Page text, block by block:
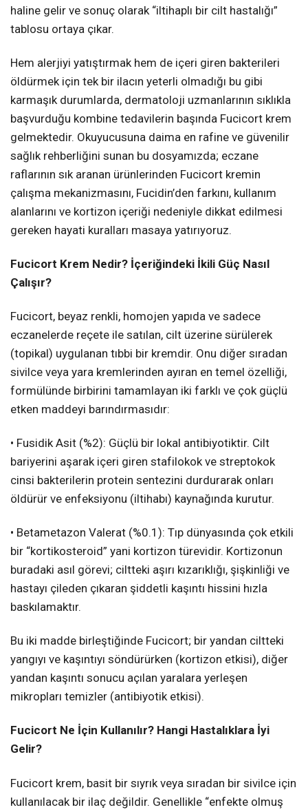
haline gelir ve sonuç olarak “iltihaplı bir cilt hastalığı”
tablosu ortaya çıkar.
Hem alerjiyi yatıştırmak hem de içeri giren bakterileri
öldürmek için tek bir ilacın yeterli olmadığı bu gibi
karmaşık durumlarda, dermatoloji uzmanlarının sıklıkla
başvurduğu kombine tedavilerin başında Fucicort krem
gelmektedir. Okuyucusuna daima en rafine ve güvenilir
sağlık rehberliğini sunan bu dosyamızda; eczane
raflarının sık aranan ürünlerinden Fucicort kremin
çalışma mekanizmasını, Fucidin’den farkını, kullanım
alanlarını ve kortizon içeriği nedeniyle dikkat edilmesi
gereken hayati kuralları masaya yatırıyoruz.
Fucicort Krem Nedir? İçeriğindeki İkili Güç Nasıl
Çalışır?
Fucicort, beyaz renkli, homojen yapıda ve sadece
eczanelerde reçete ile satılan, cilt üzerine sürülerek
(topikal) uygulanan tıbbi bir kremdir. Onu diğer sıradan
sivilce veya yara kremlerinden ayıran en temel özelliği,
formülünde birbirini tamamlayan iki farklı ve çok güçlü
etken maddeyi barındırmasıdır:
• Fusidik Asit (%2): Güçlü bir lokal antibiyotiktir. Cilt
bariyerini aşarak içeri giren stafilokok ve streptokok
cinsi bakterilerin protein sentezini durdurarak onları
öldürür ve enfeksiyonu (iltihabı) kaynağında kurutur.
• Betametazon Valerat (%0.1): Tıp dünyasında çok etkili
bir “kortikosteroid” yani kortizon türevidir. Kortizonun
buradaki asıl görevi; ciltteki aşırı kızarıklığı, şişkinliği ve
hastayı çileden çıkaran şiddetli kaşıntı hissini hızla
baskılamaktır.
Bu iki madde birleştiğinde Fucicort; bir yandan ciltteki
yangıyı ve kaşıntıyı söndürürken (kortizon etkisi), diğer
yandan kaşıntı sonucu açılan yaralara yerleşen
mikropları temizler (antibiyotik etkisi).
Fucicort Ne İçin Kullanılır? Hangi Hastalıklara İyi
Gelir?
Fucicort krem, basit bir sıyrık veya sıradan bir sivilce için
kullanılacak bir ilaç değildir. Genellikle “enfekte olmuş